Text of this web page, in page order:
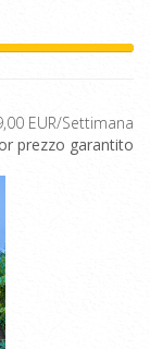
EUR/Settimana
prezzo garantito